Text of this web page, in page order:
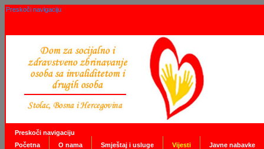
Preskoči navigaciju
Preskoči navigaciju
Početna
O nama Smještaj i usluge Vijesti Javne nabavke